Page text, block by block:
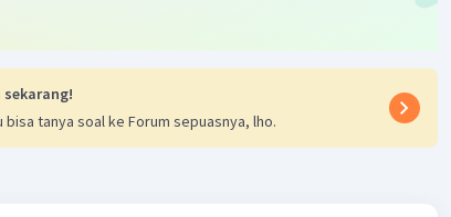
bisa tanya soal ke Forum sepuasnya, lho.